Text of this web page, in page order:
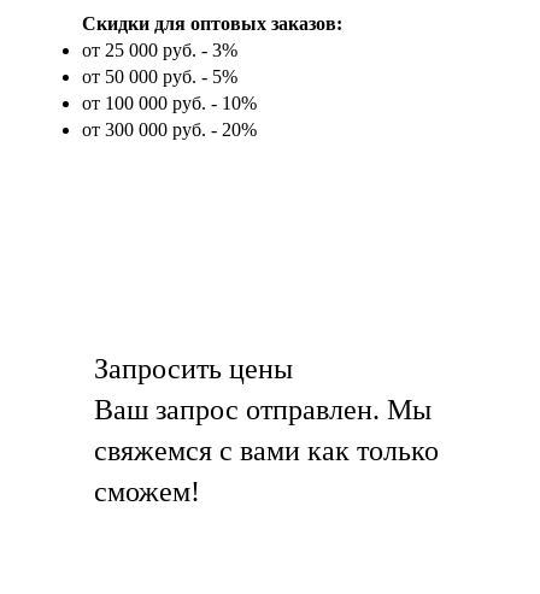
Скидки для оптовых заказов:
от 25 000 руб. - 3%
от 50 000 руб. - 5%
от 100 000 руб. - 10%
от 300 000 руб. - 20%
Запросить цены
Ваш запрос отправлен. Мы
свяжемся с вами как только
сможем!